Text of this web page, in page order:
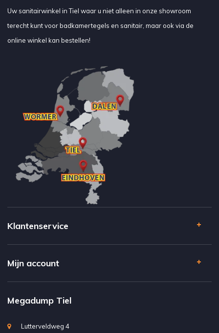
Uw sanitairwinkel in Tiel waar u niet alleen in onze showroom
terecht kunt voor badkamertegels en sanitair, maar ook via de
online winkel kan bestellen!
Klantenservice
Mijn account
Megadump Tiel
Lutterveldweg 4